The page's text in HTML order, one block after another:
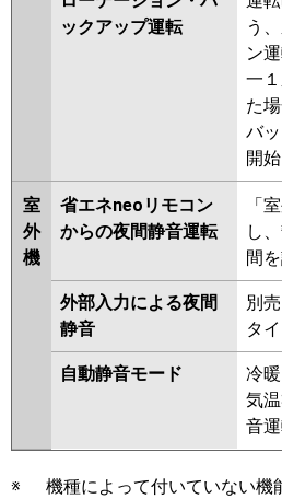
ックアップ運転
う
ン
一
た
バ
開始
室
外
機
省エネneoリモコン
からの夜間静音運転
「
し
間を
外部入力による夜間
静音
別
タ
自動静音モード
冷
気
音運
※
機種によって付いていない機